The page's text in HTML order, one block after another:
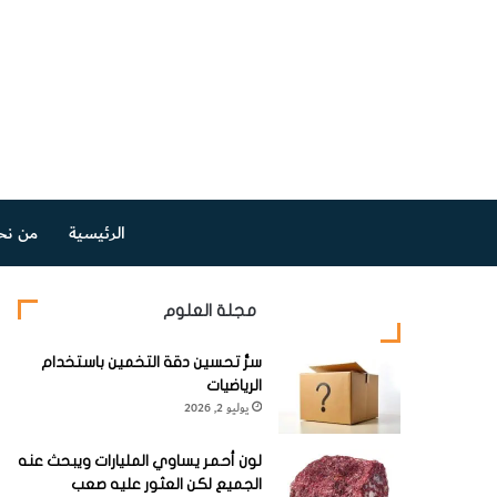
الرئيسية من
مجلة العلوم
سرُّ تحسين دقة التخمين باستخدام
الرياضيات
يوليو 2, 2026
لون أحمر يساوي المليارات ويبحث عنه
الجميع لكن العثور عليه صعب